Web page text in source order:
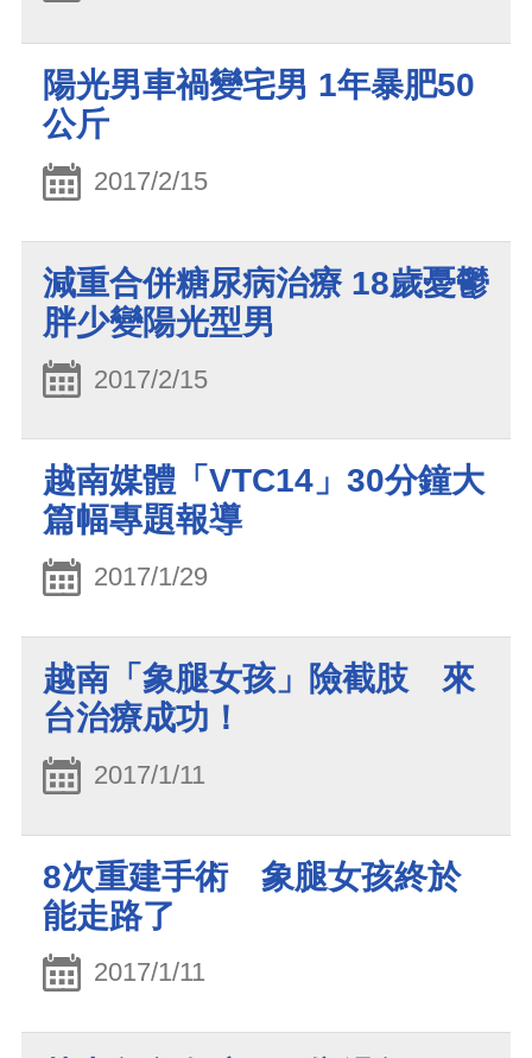
陽光男車禍變宅男 1年暴肥50
公斤
2017/2/15
減重合併糖尿病治療 18歲憂鬱
胖少變陽光型男
2017/2/15
越南媒體「VTC14」30分鐘大
篇幅專題報導
2017/1/29
越南「象腿女孩」險截肢 來
台治療成功！
2017/1/11
8次重建手術 象腿女孩終於
能走路了
2017/1/11